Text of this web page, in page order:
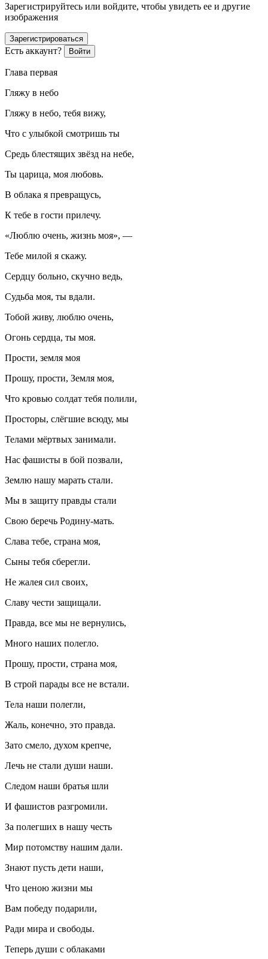
Зарегистрируйтесь или войдите, чтобы увидеть ее и другие
изображения
Зарегистрироваться
Есть аккаунт? Войти
Глава первая
Гляжу в небо
Гляжу в небо, тебя вижу,
Что с улыбкой смотришь ты
Средь блестящих звёзд на небе,
Ты царица, моя любовь.
В облака я превращусь,
К тебе в гости прилечу.
«Люблю очень, жизнь моя», —
Тебе милой я скажу.
Сердцу больно, скучно ведь,
Судьба моя, ты вдали.
Тобой живу, люблю очень,
Огонь сердца, ты моя.
Прости, земля моя
Прошу, прости, Земля моя,
Что кровью солдат тебя полили,
Просторы, слёгшие всюду, мы
Телами мёртвых занимали.
Нас фашисты в бой позвали,
Землю нашу марать стали.
Мы в защиту правды стали
Свою беречь Родину-мать.
Слава тебе, страна моя,
Сыны тебя сберегли.
Не жалея сил своих,
Славу чести защищали.
Правда, все мы не вернулись,
Много наших полегло.
Прошу, прости, страна моя,
В строй парады все не встали.
Тела наши полегли,
Жаль, конечно, это правда.
Зато смело, духом крепче,
Лечь не стали души наши.
Следом наши братья шли
И фашистов разгромили.
За полегших в нашу честь
Мир потомству нашим дали.
Знают пусть дети наши,
Что ценою жизни мы
Вам победу подарили,
Ради мира и свободы.
Теперь души с облаками